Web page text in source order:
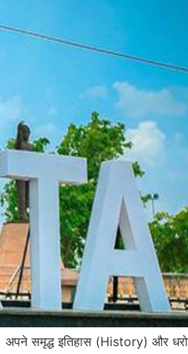
समृद्ध इतिहास (History) और